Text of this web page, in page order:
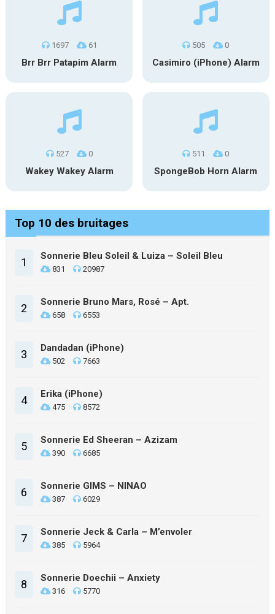
1697 61
Brr Brr Patapim Alarm
505 0
Casimiro (iPhone) Alarm
527 0
Wakey Wakey Alarm
511 0
SpongeBob Horn Alarm
Top 10 des bruitages
1 Sonnerie Bleu Soleil & Luiza – Soleil Bleu
831 20987
2 Sonnerie Bruno Mars, Rosé – Apt.
658 6553
3 Dandadan (iPhone)
502 7663
4 Erika (iPhone)
475 8572
5 Sonnerie Ed Sheeran – Azizam
390 6685
6 Sonnerie GIMS – NINAO
387 6029
7 Sonnerie Jeck & Carla – M’envoler
385 5964
8 Sonnerie Doechii – Anxiety
316 5770